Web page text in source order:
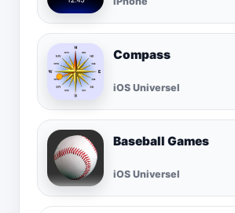
Compass
iOS Universel
Baseball Games
iOS Universel